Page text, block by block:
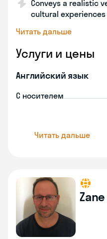
Conveys a realistic
cultural experiences
Читать дальше
Услуги и цены
Английский язык
С носителем
Читать дальше